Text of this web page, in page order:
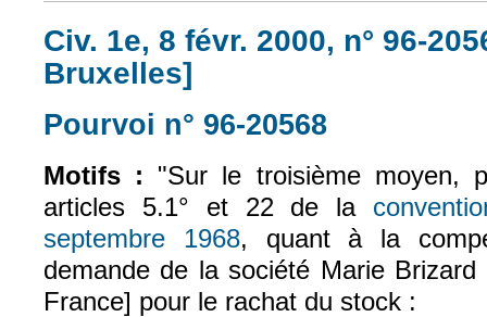
Civ. 1e, 8 févr. 2000, n° 96-
Bruxelles]
Pourvoi n° 96-20568
Motifs : "Sur le troisième moyen,
articles 5.1° et 22 de la
septembre 1968 (le lien est externe)
, quant à la
demande de la société Marie
France] pour le rachat du stock :